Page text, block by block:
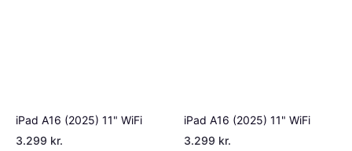
iPad A16 (2025) 11" WiFi
3.299 kr.
iPad A16 (2025) 11" WiFi
3.299 kr.